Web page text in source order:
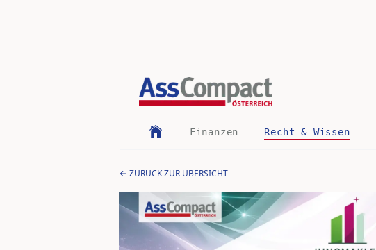
Finanzen Recht & Wissen
ZURÜCK ZUR ÜBERSICHT